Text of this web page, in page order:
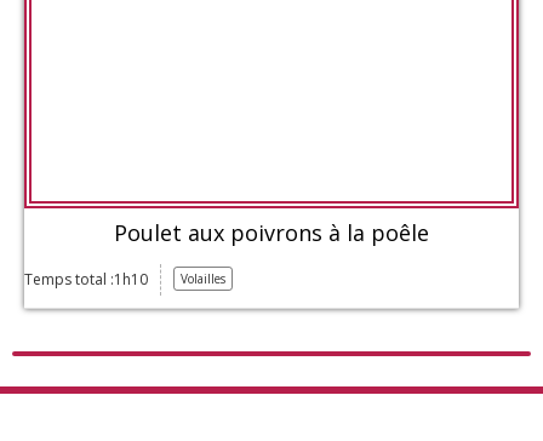
Poulet aux poivrons à la poêle
Temps total :1h10 Volailles